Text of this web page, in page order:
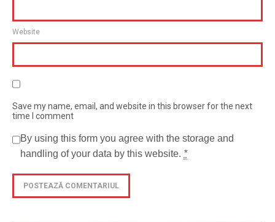
Website
Save my name, email, and website in this browser for the next
time I comment
By using this form you agree with the storage and
handling of your data by this website. *